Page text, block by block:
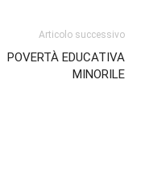
Articolo successivo
POVERTÀ EDUCATIVA
MINORILE